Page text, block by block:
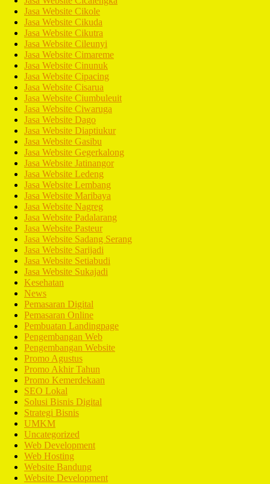
Jasa Website Cikole
Jasa Website Cikuda
Jasa Website Cikutra
Jasa Website Cileunyi
Jasa Website Cimareme
Jasa Website Cinunuk
Jasa Website Cipacing
Jasa Website Cisarua
Jasa Website Ciumbuleuit
Jasa Website Ciwaruga
Jasa Website Dago
Jasa Website Diaptiukur
Jasa Website Gasibu
Jasa Website Gegerkalong
Jasa Website Jatinangor
Jasa Website Ledeng
Jasa Website Lembang
Jasa Website Maribaya
Jasa Website Nagreg
Jasa Website Padalarang
Jasa Website Pasteur
Jasa Website Sadang Serang
Jasa Website Sarijadi
Jasa Website Setiabudi
Jasa Website Sukajadi
Kesehatan
News
Pemasaran Digital
Pemasaran Online
Pembuatan Landingpage
Pengembangan Web
Pengembangan Website
Promo Agustus
Promo Akhir Tahun
Promo Kemerdekaan
SEO Lokal
Solusi Bisnis Digital
Strategi Bisnis
UMKM
Uncategorized
Web Development
Web Hosting
Website Bandung
Website Development